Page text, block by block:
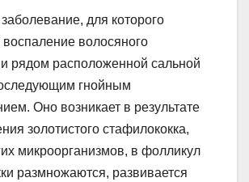
для которого
воспаление волосяного
рядом расположенной сальной
гнойным
Оно возникает в результате
золотистого стафилококка,
микроорганизмов, в фолликул
размножаются, развивается